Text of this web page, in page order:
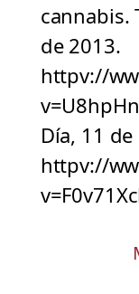
cannabis.
de 2013.
httpv://
Día, 11
httpv://